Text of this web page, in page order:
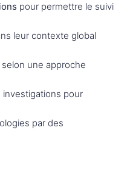
pour permettre le suivi
leur contexte global
selon une approche
investigations pour
par des